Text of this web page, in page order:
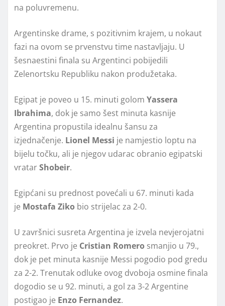
na poluvremenu.
Argentinske drame, s pozitivnim krajem, u nokaut
fazi na ovom se prvenstvu time nastavljaju. U
šesnaestini finala su Argentinci pobijedili
Zelenortsku Republiku nakon produžetaka.
Egipat je poveo u 15. minuti golom Yassera
Ibrahima, dok je samo šest minuta kasnije
Argentina propustila idealnu šansu za
izjednačenje. Lionel Messi je namjestio loptu na
bijelu točku, ali je njegov udarac obranio egipatski
vratarShobeir.
Egipćani su prednost povećali u 67. minuti kada
je Mostafa Ziko bio strijelac za 2-0.
U završnici susreta Argentina je izvela nevjerojatni
preokret. Prvo je Cristian Romero smanjio u 79.,
dok je pet minuta kasnije Messi pogodio pod gredu
za 2-2. Trenutak odluke ovog dvoboja osmine finala
dogodio se u 92. minuti, a gol za 3-2 Argentine
postigao je Enzo Fernandez.